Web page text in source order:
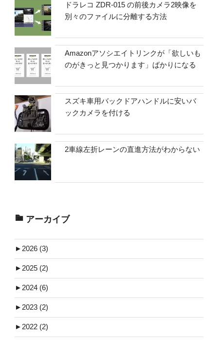
ドラレコ ZDR-015 の前後カメラ2映像を
別々のファイルに分離する方法
Amazonアソシエイトリンクが「欲しいも
のがきっと見つかります」ばかりになる
スズキ車用バックドアハンドルに安いバ
ックカメラを付ける
2車線左折レーンの直進方法がわからない
アーカイブ
► 2026 (3)
► 2025 (2)
► 2024 (6)
► 2023 (2)
► 2022 (2)